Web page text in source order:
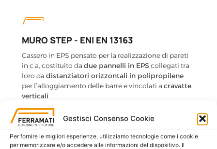
Gestisci Consenso Cookie
Per fornire le migliori esperienze, utilizziamo tecnologie come i cookie
per memorizzare e/o accedere alle informazioni del dispositivo. Il
MURO STEP - ENI EN 13163
Cassero in EPS pensato per la realizzazione di pareti
in c.a, costituito da due pannelli in EPS collegati tra
loro da distanziatori orizzontali in polipropilene
per l’alloggiamento delle barre e vincolati a cravatte
verticali.
La casseratura in polistirene e il getto di cls, portato a
maturazione, forniscono in un’unica soluzione,
resistenza meccanica e ottime proprietà isolanti.